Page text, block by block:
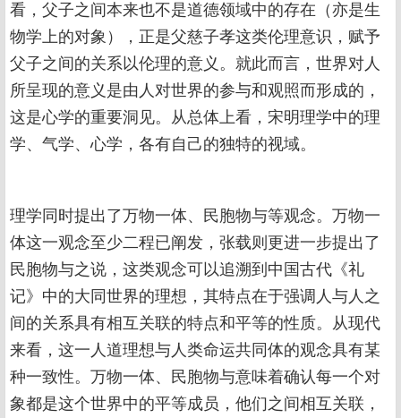
看，父子之间本来也不是道德领域中的存在（亦是生
物学上的对象），正是父慈子孝这类伦理意识，赋予
父子之间的关系以伦理的意义。就此而言，世界对人
所呈现的意义是由人对世界的参与和观照而形成的，
这是心学的重要洞见。从总体上看，宋明理学中的理
学、气学、心学，各有自己的独特的视域。
理学同时提出了万物一体、民胞物与等观念。万物一
体这一观念至少二程已阐发，张载则更进一步提出了
民胞物与之说，这类观念可以追溯到中国古代《礼
记》中的大同世界的理想，其特点在于强调人与人之
间的关系具有相互关联的特点和平等的性质。从现代
来看，这一人道理想与人类命运共同体的观念具有某
种一致性。万物一体、民胞物与意味着确认每一个对
象都是这个世界中的平等成员，他们之间相互关联，